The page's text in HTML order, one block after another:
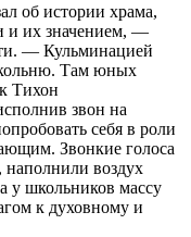
об истории храма,
и их значением, —
— Кульминацией
Там юных
Тихон
звон на
себя в роли
Звонкие голоса
наполнили воздух
у школьников массу
к духовному и